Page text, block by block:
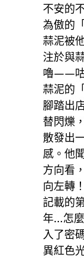
不安的
為傲的
蒜泥被
注於與
嚕——咕
蒜泥的
腳踏出
替閃爍
散發出
感。他
方向看
向左轉
記載的
年…怎
入了密
異紅色